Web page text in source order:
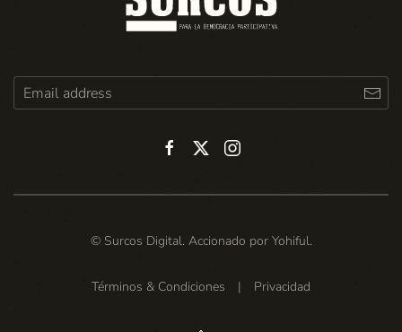
© Surcos Digital. Accionado por Yohiful.
Términos & Condiciones | Privacidad